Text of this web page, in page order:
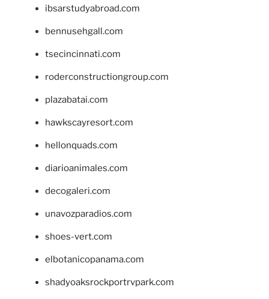
ibsarstudyabroad.com
bennusehgall.com
tsecincinnati.com
roderconstructiongroup.com
plazabatai.com
hawkscayresort.com
hellonquads.com
diarioanimales.com
decogaleri.com
unavozparadios.com
shoes-vert.com
elbotanicopanama.com
shadyoaksrockportrvpark.com